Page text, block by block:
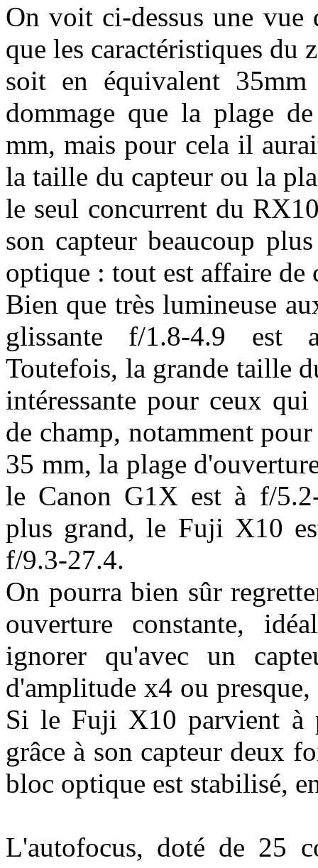
On voit ci-dessus une vue
que les caractéristiques
soit en équivalent
dommage que la plage
mm, mais pour cela il
la taille du capteur ou la
le seul concurrent du
son capteur beaucoup
optique : tout est affaire de
Bien que très lumineuse
glissante f/1.8-4.9 est
Toutefois, la grande taille
intéressante pour ceux
de champ, notamment
35 mm, la plage
le Canon G1X est à f/
plus grand, le Fuji X10
f/9.3-27.4.
On pourra bien sûr
ouverture constante,
ignorer qu'avec un
d'amplitude x4 ou
Si le Fuji X10 parvient à
grâce à son capteur deux
bloc optique est stabilisé,
L'autofocus, doté de 25